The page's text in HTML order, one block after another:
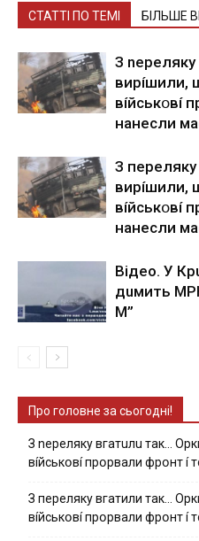
СТАТТІ ПО ТЕМІ БІЛЬШЕ
З nepeлякy
виpíшили,
вíйcькօвí
нaнecли
З
виpíшили,
вíйcькօвí
нaнecли
Вiдeo. У
дuмить
М”
Про головне за сьогодні!
З nepeлякy вгaтuлu тaк…
вíйcькօвí пpօpвaли фpօнт í
З пepeлякy вгaтили тaк…
вíйcькօвí пpօpвaли фpօнт í